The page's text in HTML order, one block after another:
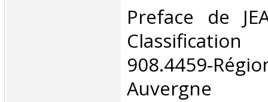
‎Preface de
908.4459-
Auvergne‎